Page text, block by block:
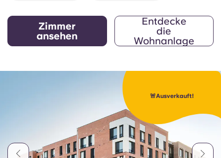
Zimmer
ansehen
Entdecke
die
Wohnanlage
🚨Ausverkauft!